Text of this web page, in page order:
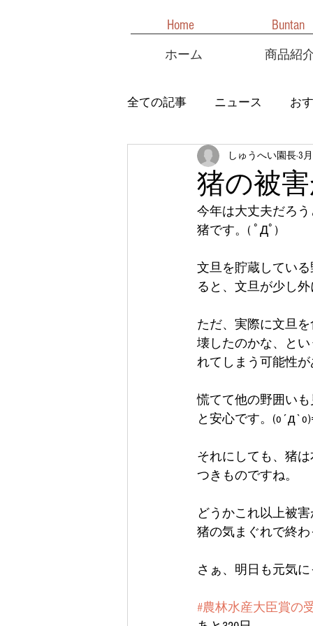
ホーム 商品紹
Home Buntan
全ての記事 ニュース お
猪の被
しゅうへい園長3
今年は大丈夫だろう
猪です。( ﾟДﾟ)
文旦を貯蔵してい
ると、文旦が少し外
ただ、実際に文旦
壊したのかな、と
れてしまう可能性が
慌てて他の野囲い
と安心です。
それにしても、猪
つきものですね。
どうかこれ以上被害
猪の気まぐれで終
さぁ、明日も元気に
#農林水産大臣賞の